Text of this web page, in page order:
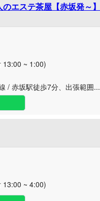
エステ茶屋【赤坂発～】
13:00 ~ 1:00)
/ 赤坂駅徒歩7分、出張範囲...
13:00 ~ 4:00)